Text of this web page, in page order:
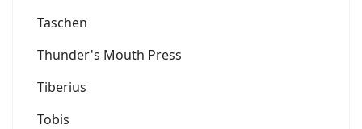
Taschen
Thunder's Mouth Press
Tiberius
Tobis